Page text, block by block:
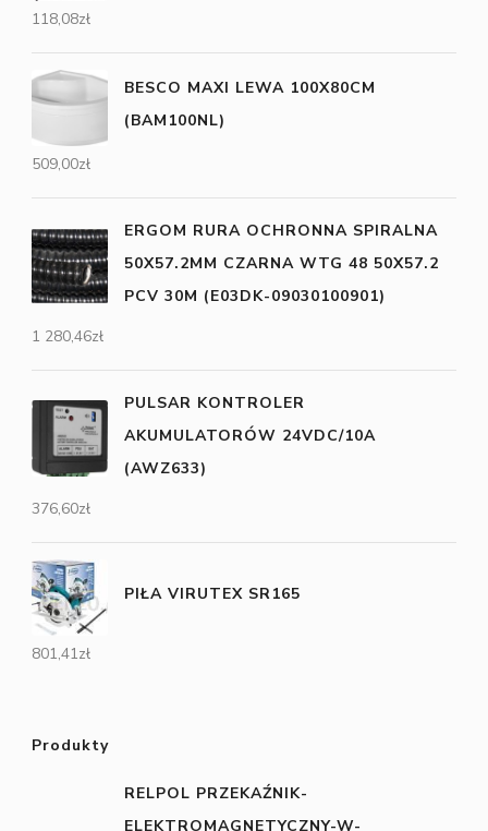
118,08zł
BESCO MAXI LEWA 100X80CM
(BAM100NL)
509,00zł
ERGOM RURA OCHRONNA SPIRALNA
50X57.2MM CZARNA WTG 48 50X57.2
PCV 30M (E03DK-09030100901)
1 280,46zł
PULSAR KONTROLER
AKUMULATORÓW 24VDC/10A
(AWZ633)
376,60zł
PIŁA VIRUTEX SR165
801,41zł
Produkty
RELPOL PRZEKAŹNIK-
ELEKTROMAGNETYCZNY-W-